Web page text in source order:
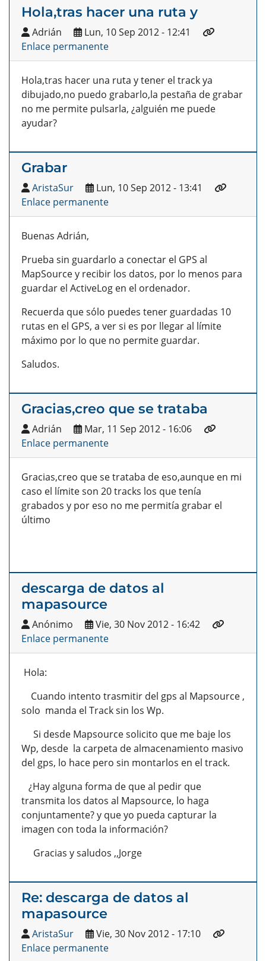
Hola,tras hacer una ruta y
Adrián
Lun, 10 Sep 2012 - 12:41
Enlace permanente
Hola,tras hacer una ruta y tener el track ya
dibujado,no puedo grabarlo,la pestaña de grabar
no me permite pulsarla, ¿alguién me puede
ayudar?
Grabar
AristaSur
Lun, 10 Sep 2012 - 13:41
Enlace permanente
Buenas Adrián,
Prueba sin guardarlo a conectar el GPS al
MapSource y recibir los datos, por lo menos para
guardar el ActiveLog en el ordenador.
Recuerda que sólo puedes tener guardadas 10
rutas en el GPS, a ver si es por llegar al límite
máximo por lo que no permite guardar.
Saludos.
Gracias,creo que se trataba
Adrián
Mar, 11 Sep 2012 - 16:06
Enlace permanente
Gracias,creo que se trataba de eso,aunque en mi
caso el límite son 20 tracks los que tenía
grabados y por eso no me permitía grabar el
último
descarga de datos al
mapasource
Anónimo
Vie, 30 Nov 2012 - 16:42
Enlace permanente
Hola:
Cuando intento trasmitir del gps al Mapsource ,
solo manda el Track sin los Wp.
Si desde Mapsource solicito que me baje los
Wp, desde la carpeta de almacenamiento masivo
del gps, lo hace pero sin montarlos en el track.
¿Hay alguna forma de que al pedir que
transmita los datos al Mapsource, lo haga
conjuntamente? y que yo pueda capturar la
imagen con toda la información?
Gracias y saludos ,,Jorge
Re: descarga de datos al
mapasource
AristaSur
Vie, 30 Nov 2012 - 17:10
Enlace permanente